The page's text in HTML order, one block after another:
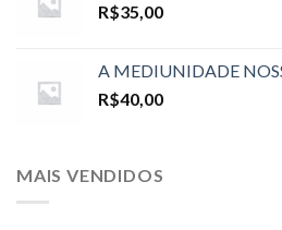
R$35,00
A MEDIUNIDADE
R$40,00
MAIS VENDIDOS